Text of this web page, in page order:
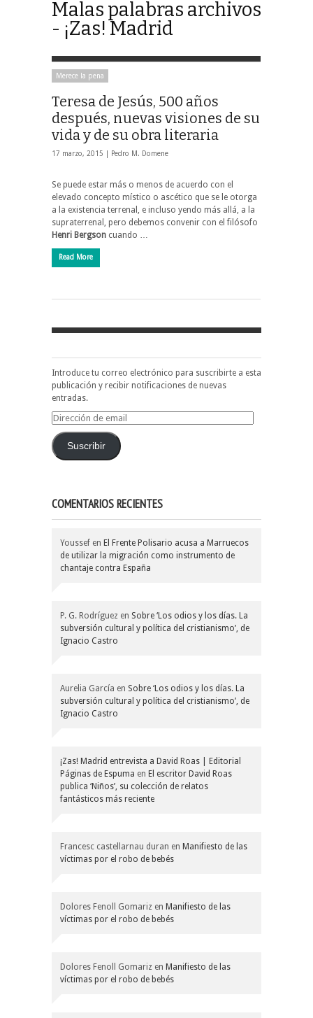
Malas palabras archivos
- ¡Zas! Madrid
Merece la pena
Teresa de Jesús, 500 años
después, nuevas visiones de su
vida y de su obra literaria
17 marzo, 2015 | Pedro M. Domene
Se puede estar más o menos de acuerdo con el
elevado concepto místico o ascético que se le otorga
a la existencia terrenal, e incluso yendo más allá, a la
supraterrenal, pero debemos convenir con el filósofo
Henri Bergson cuando …
Read More
Introduce tu correo electrónico para suscribirte a esta
publicación y recibir notificaciones de nuevas
entradas.
Dirección
emailSuscribir
COMENTARIOS RECIENTES
Youssef en El Frente Polisario acusa a Marruecos
de utilizar la migración como instrumento de
chantaje contra España
P. G. Rodríguez en Sobre ‘Los odios y los días. La
subversión cultural y política del cristianismo’, de
Ignacio Castro
Aurelia García en Sobre ‘Los odios y los días. La
subversión cultural y política del cristianismo’, de
Ignacio Castro
¡Zas! Madrid entrevista a David Roas | Editorial
Páginas de Espuma en El escritor David Roas
publica ‘Niños’, su colección de relatos
fantásticos más reciente
Francesc castellarnau duran en Manifiesto de las
víctimas por el robo de bebés
Dolores Fenoll Gomariz en Manifiesto de las
víctimas por el robo de bebés
Dolores Fenoll Gomariz en Manifiesto de las
víctimas por el robo de bebés